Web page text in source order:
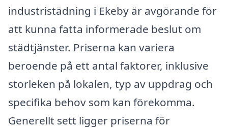
industristädning i Ekeby är avgörande för
att kunna fatta informerade beslut om
städtjänster. Priserna kan variera
beroende på ett antal faktorer, inklusive
storleken på lokalen, typ av uppdrag och
specifika behov som kan förekomma.
Generellt sett ligger priserna för